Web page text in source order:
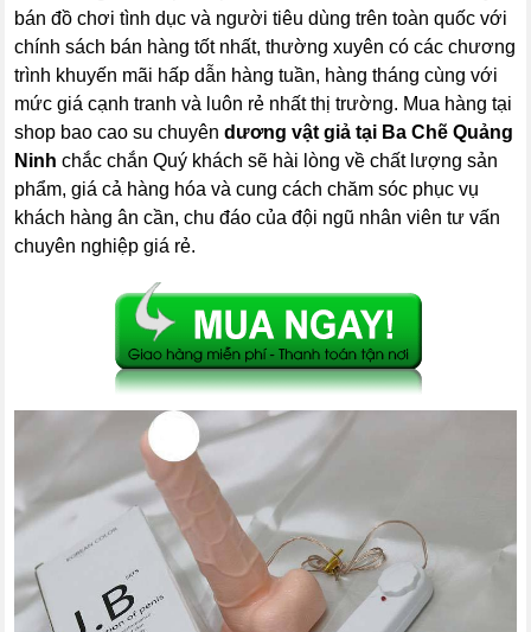
bán đồ chơi tình dục và người tiêu dùng trên toàn quốc với
chính sách bán hàng tốt nhất, thường xuyên có các chương
trình khuyến mãi hấp dẫn hàng tuần, hàng tháng cùng với
mức giá cạnh tranh và luôn rẻ nhất thị trường. Mua hàng tại
shop bao cao su chuyêndương vật giả tại Ba Chẽ Quảng
Ninh chắc chắn Quý khách sẽ hài lòng về chất lượng sản
phẩm, giá cả hàng hóa và cung cách chăm sóc phục vụ
khách hàng ân cần, chu đáo của đội ngũ nhân viên tư vấn
chuyên nghiệp giá rẻ.